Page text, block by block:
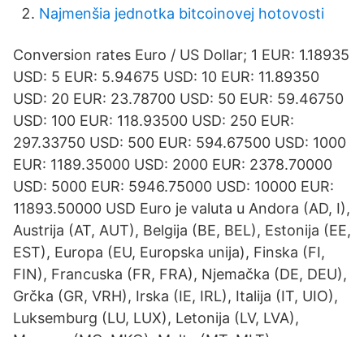
Najmenšia jednotka bitcoinovej hotovosti
Conversion rates Euro / US Dollar; 1 EUR: 1.18935
USD: 5 EUR: 5.94675 USD: 10 EUR: 11.89350
USD: 20 EUR: 23.78700 USD: 50 EUR: 59.46750
USD: 100 EUR: 118.93500 USD: 250 EUR:
297.33750 USD: 500 EUR: 594.67500 USD: 1000
EUR: 1189.35000 USD: 2000 EUR: 2378.70000
USD: 5000 EUR: 5946.75000 USD: 10000 EUR:
11893.50000 USD Euro je valuta u Andora (AD, I),
Austrija (AT, AUT), Belgija (BE, BEL), Estonija (EE,
EST), Europa (EU, Europska unija), Finska (FI,
FIN), Francuska (FR, FRA), Njemačka (DE, DEU),
Grčka (GR, VRH), Irska (IE, IRL), Italija (IT, UIO),
Luksemburg (LU, LUX), Letonija (LV, LVA),